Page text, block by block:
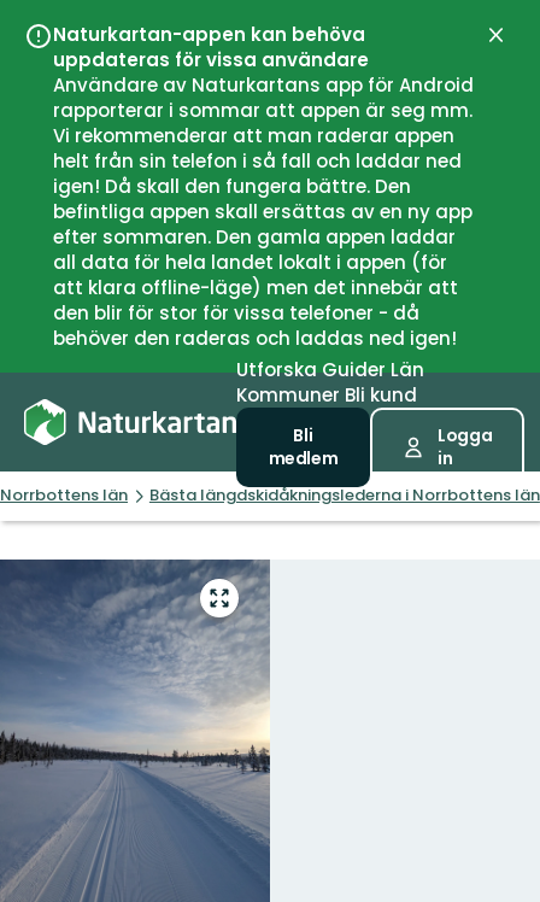
Naturkartan-appen kan behöva
uppdateras för vissa användare
Användare av Naturkartans app för Android
rapporterar i sommar att appen är seg mm.
Vi rekommenderar att man raderar appen
helt från sin telefon i så fall och laddar ned
igen! Då skall den fungera bättre. Den
befintliga appen skall ersättas av en ny app
efter sommaren. Den gamla appen laddar
all data för hela landet lokalt i appen (för
att klara offline-läge) men det innebär att
den blir för stor för vissa telefoner - då
behöver den raderas och laddas ned igen!
UtforskaGuiderLän
Kommuner Bli kund
Bli
medlem
Logga
in
Norrbottens län Bästa längdskidåkningslederna i Norrbottens län
Gå
till
helskärmsläge